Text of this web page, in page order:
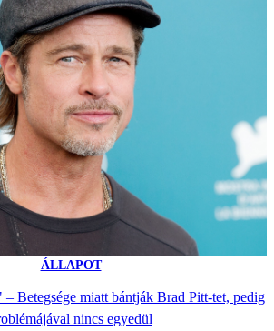
ÁLLAPOT
– Betegsége miatt bántják Brad Pitt-tet, pedig
nincs egyedül